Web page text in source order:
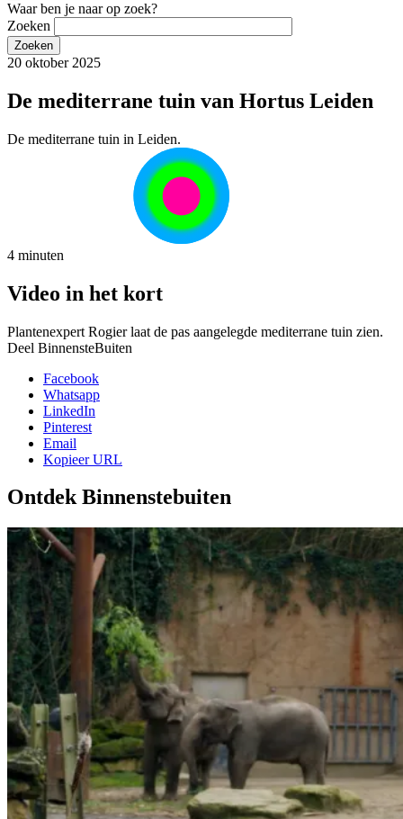
Waar ben je naar op zoek?
Zoeken
20 oktober 2025
De mediterrane tuin van Hortus Leiden
De mediterrane tuin in Leiden.
4 minuten
Video in het kort
Plantenexpert Rogier laat de pas aangelegde mediterrane tuin zien.
Deel BinnensteBuiten
Facebook
Whatsapp
LinkedIn
Pinterest
Email
Kopieer URL
Ontdek Binnenstebuiten